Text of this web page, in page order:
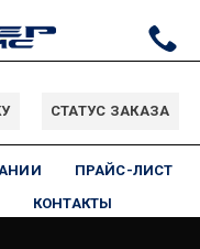
СТАТУС ЗАКАЗА
ПРАЙС-ЛИСТ
КОНТАКТЫ